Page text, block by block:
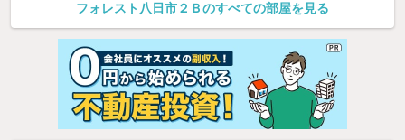
フォレスト八日市２Ｂのすべての部屋を見る